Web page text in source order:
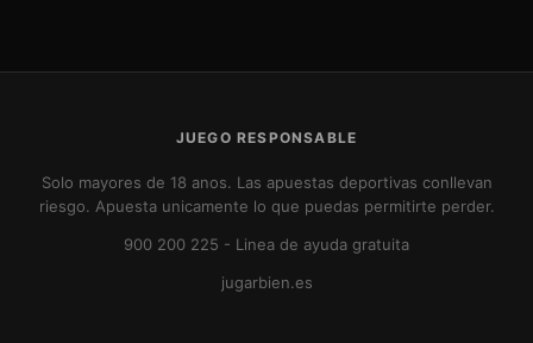
JUEGO RESPONSABLE
Solo mayores de 18 anos. Las apuestas deportivas conllevan
riesgo. Apuesta unicamente lo que puedas permitirte perder.
900 200 225 - Linea de ayuda gratuita
jugarbien.es